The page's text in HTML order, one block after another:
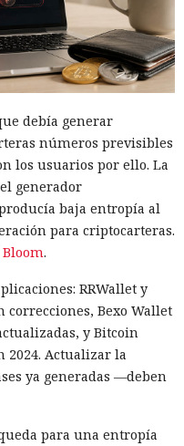
debía generar
números previsibles
los usuarios por ello. La
generador
baja entropía al
para criptocarteras.
.
RRWallet y
Bexo Wallet
y Bitcoin
2024. Actualizar la
ya generadas —deben
para una entropía